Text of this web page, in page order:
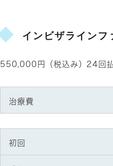
インビザライン
550,000円（税込み）24回
治療費
初回